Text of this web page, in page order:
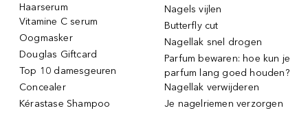
Haarserum
Vitamine C serum
Oogmasker
Douglas Giftcard
Top 10 damesgeuren
Concealer
Kérastase Shampoo
Nagels vijlen
Butterfly cut
Nagellak snel drogen
Parfum bewaren: hoe kun je
parfum lang goed houden?
Nagellak verwijderen
Je nagelriemen verzorgen